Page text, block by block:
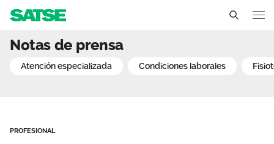
Delegados Sindicales
Castilla y León
Nuevo varapalo judicial
Notas de prensa
atención especializada condiciones laborales
PROFESIONAL